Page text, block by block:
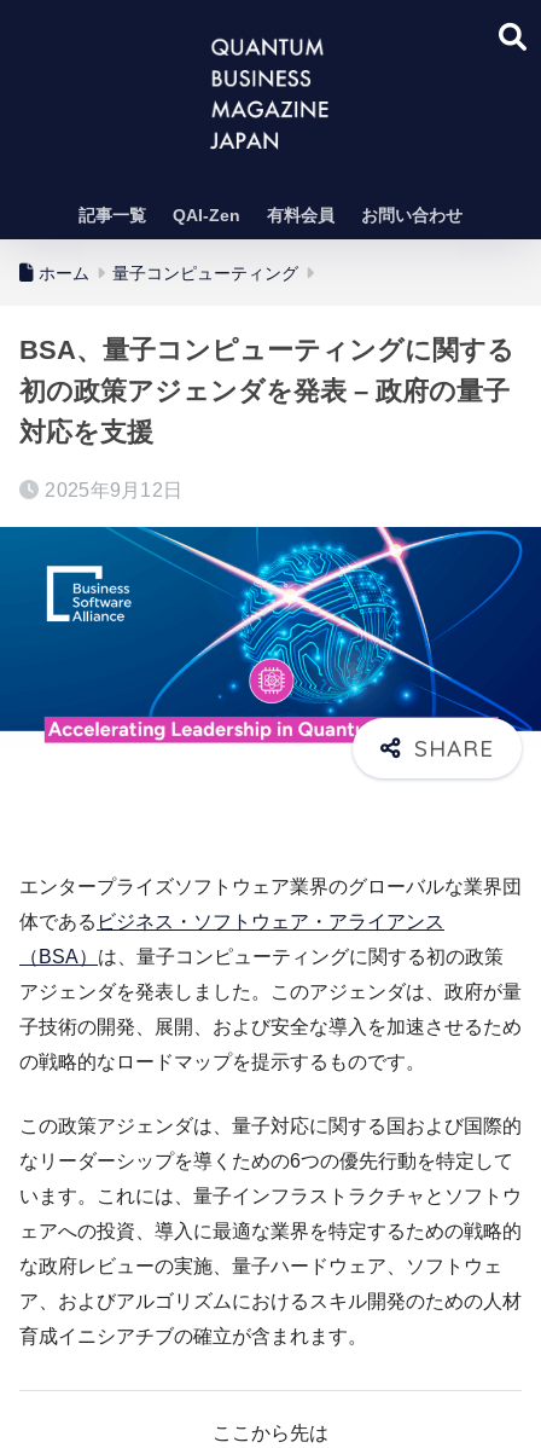
記事一覧 QAI-Zen 有料会員 お問い合わせ
ホーム 量子コンピューティング
BSA、量子コンピューティングに関する
初の政策アジェンダを発表 – 政府の量子
対応を支援
2025年9月12日
エンタープライズソフトウェア業界のグローバルな業界団
体である ビジネス・ソフトウェア・アライアンス
（BSA） は、量子コンピューティングに関する初の政策
アジェンダを発表しました。このアジェンダは、政府が量
子技術の開発、展開、および安全な導入を加速させるため
の戦略的なロードマップを提示するものです。
この政策アジェンダは、量子対応に関する国および国際的
なリーダーシップを導くための6つの優先行動を特定して
います。これには、量子インフラストラクチャとソフトウ
ェアへの投資、導入に最適な業界を特定するための戦略的
な政府レビューの実施、量子ハードウェア、ソフトウェ
ア、およびアルゴリズムにおけるスキル開発のための人材
育成イニシアチブの確立が含まれます。
ここから先は